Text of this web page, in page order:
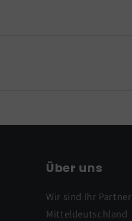
Über uns
Wir sind Ihr
Mitteldeutschland